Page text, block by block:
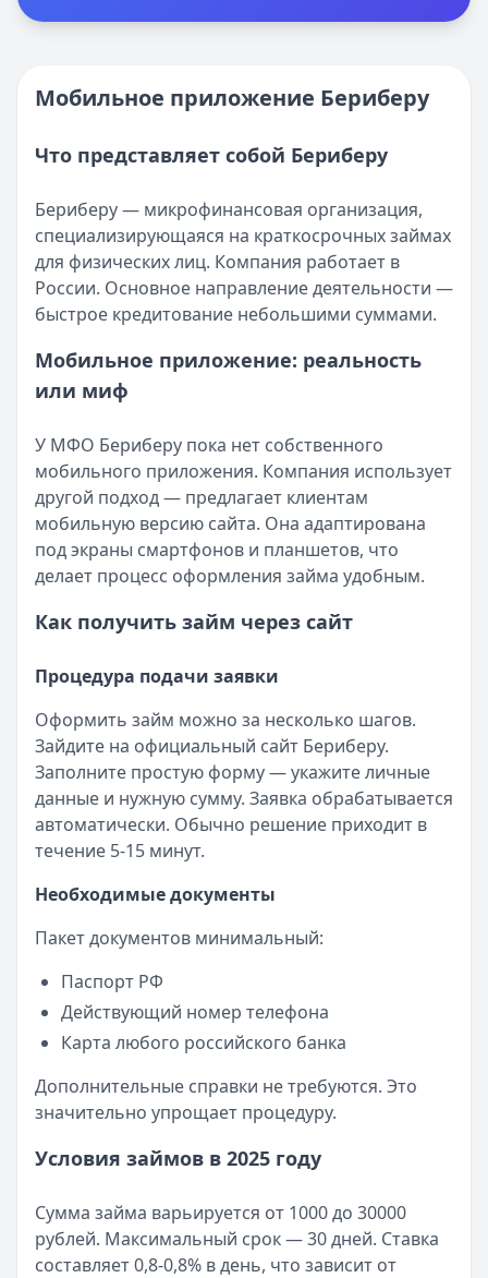
Мобильное приложение Бериберу
Что представляет собой Бериберу
Бериберу — микрофинансовая организация,
специализирующаяся на краткосрочных займах
для физических лиц. Компания работает в
России. Основное направление деятельности —
быстрое кредитование небольшими суммами.
Мобильное приложение: реальность
или миф
У МФО Бериберу пока нет собственного
мобильного приложения. Компания использует
другой подход — предлагает клиентам
мобильную версию сайта. Она адаптирована
под экраны смартфонов и планшетов, что
делает процесс оформления займа удобным.
Как получить займ через сайт
Процедура подачи заявки
Оформить займ можно за несколько шагов.
Зайдите на официальный сайт Бериберу.
Заполните простую форму — укажите личные
данные и нужную сумму. Заявка обрабатывается
автоматически. Обычно решение приходит в
течение 5-15 минут.
Необходимые документы
Пакет документов минимальный:
Паспорт РФ
Действующий номер телефона
Карта любого российского банка
Дополнительные справки не требуются. Это
значительно упрощает процедуру.
Условия займов в 2025 году
Сумма займа варьируется от 1000 до 30000
рублей. Максимальный срок — 30 дней. Ставка
составляет 0,8-0,8% в день, что зависит от